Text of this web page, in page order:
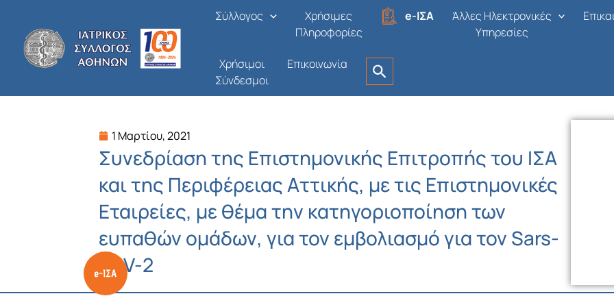
περιεχόμενο
Σύλλογος
Χρήσιμες
Πληροφορίες
e-ΙΣΑ
Άλλες Ηλεκτρονικές
Υπηρεσίες
Χρήσιμοι
Σύνδεσμοι
Επικοινωνία
1 Μαρτίου, 2021
Συνεδρίαση της Επιστημονικής Επιτροπής του ΙΣΑ
και της Περιφέρειας Αττικής, με τις Επιστημονικές
Εταιρείες, με θέμα την κατηγοριοποίηση των
ευπαθών ομάδων, για τον εμβολιασμό για τον Sars-
CoV-2